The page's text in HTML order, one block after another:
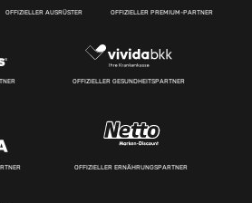
OFFIZIELLER AUSRÜSTER OFFIZIELLER PREMIUM-PARTNER
OFFIZIELLER GESUNDHEITSPARTNER
OFFIZIELLER ERNÄHRUNGSPARTNER